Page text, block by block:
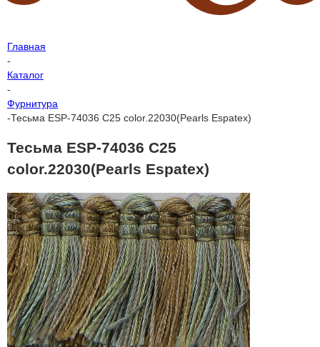
Главная
-
Каталог
-
Фурнитура
-Тесьма ESP-74036 C25 color.22030(Pearls Espatex)
Тесьма ESP-74036 C25
color.22030(Pearls Espatex)